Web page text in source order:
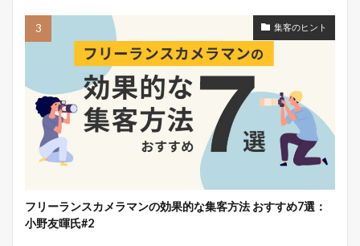
集客のヒント
フリーランスカメラマンの効果的な集客方法 おすすめ7選：
小野友暉氏#2